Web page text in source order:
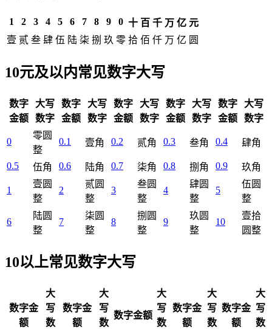
1 2 3 4 5 6 7 8 9 0 十 百 千 万 亿 元
壹 贰 叁 肆 伍 陆 柒 捌 玖 零 拾 佰 仟 万 亿 圆
10元及以内常见数字大写
数字
金额
大写
数字
数字
金额
大写
数字
数字
金额
大写
数字
数字
金额
大写
数字
数字
金额
大写
数字
0
零圆
整
0.1 壹角 0.2 贰角 0.3 叁角 0.4 肆角
0.5 伍角 0.6 陆角 0.7 柒角 0.8 捌角 0.9 玖角
1
壹圆
整
2
贰圆
整
3
叁圆
整
4
肆圆
整
5
伍圆
整
6
陆圆
整
7
柒圆
整
8
捌圆
整
9
玖圆
整
10
壹拾
圆整
10以上常见数字大写
数字金
额
大
写
数
数字金
额
大
写
数
数字金额
大
写
数
数字金
额
大
写
数
数字金
额
大
写
数